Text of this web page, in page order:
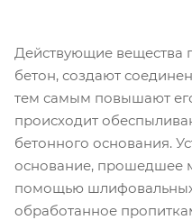
Действующие вещества
бетон, создают
тем самым повышают
происходит
бетонного основания.
основание, прошедшее
помощью
обработанное